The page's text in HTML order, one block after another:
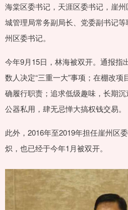
海棠区委书记，天涯区委书记，崖
城管理局常务副局长、党委副书记
州区委书记。
今年9月15日，林海被双开。通报指
数人决定“三重一大”事项；在棚改
确履行职责；追求低级趣味，长期
公器私用，肆无忌惮大搞权钱交易。
此外，2016年至2019年担任崖州区
炽，也已经于今年1月被双开。